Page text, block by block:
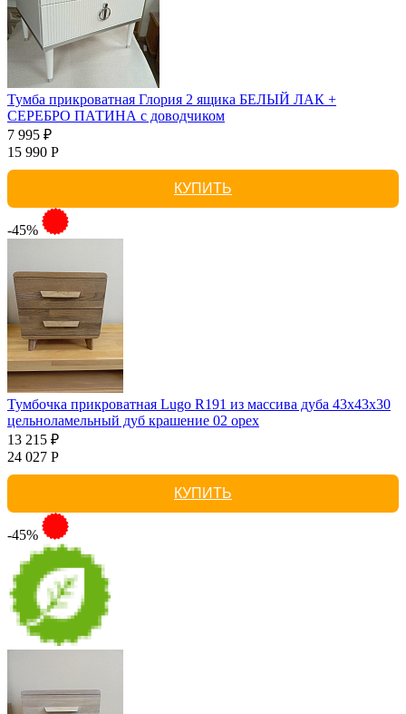
Тумба прикроватная Глория 2 ящика БЕЛЫЙ ЛАК +
СЕРЕБРО ПАТИНА с доводчиком
7 995 ₽
15 990 Р
КУПИТЬ
-45%
Тумбочка прикроватная Lugo R191 из массива дуба 43х43х30
цельноламельный дуб крашение 02 орех
13 215 ₽
24 027 Р
КУПИТЬ
-45%